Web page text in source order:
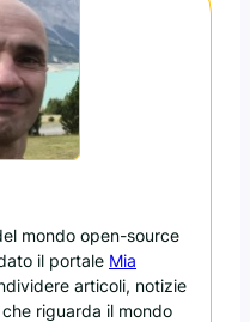
mondo open-source
il portale Mia
articoli, notizie
riguarda il mondo